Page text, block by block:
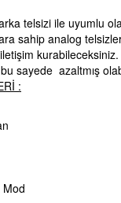
telsizi ile uyumlu
sahip analog
iletişim
bu sayede azaltmış
: